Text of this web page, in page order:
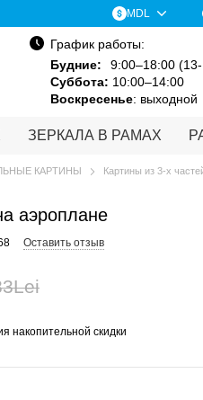
MDL
График работы:
Будние:
9:00–18:00
Суббота: 10:00–14:00
Воскресенье: выходной
ЗЕРКАЛА В РАМАХ
КАРТИНЫ Картины из 3-х
аэроплане
Оставить отзыв
накопительной скидки